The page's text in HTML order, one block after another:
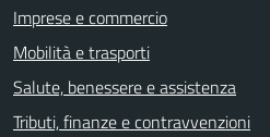
Imprese e commercio
Mobilità e trasporti
Salute, benessere e assistenza
Tributi, finanze e contravvenzioni